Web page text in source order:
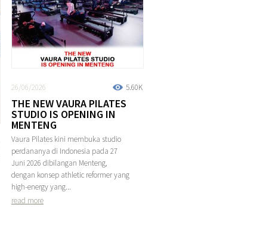
5.60K
26/06/2026
THE NEW VAURA PILATES
STUDIO IS OPENING IN
MENTENG
Vaura Pilates kini membuka studio
perdananya di Indonesia pada 27
Juni 2026 dibilangan Menteng,
dengan konsep athletic reformer yang
high-energy yang...
read more